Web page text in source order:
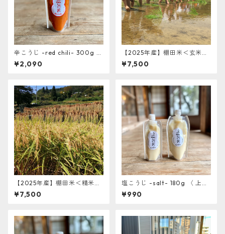
辛こうじ -red chili- 300g 〈
上山棚田の米糀使用〉
¥2,090
【2025年産】棚田米＜玄米＞
（5kg）※送料込み※
¥7,500
【2025年産】棚田米＜精米＞
（5kg）※送料込み※
¥7,500
塩こうじ -salt- 180g 〈 上山
棚田の米糀使用〉
¥990